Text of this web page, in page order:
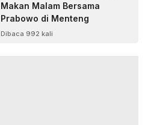
Makan Malam Bersama
Prabowo di Menteng
Dibaca 992 kali